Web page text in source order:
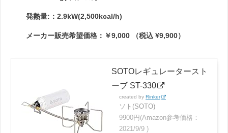
発熱量:：2.9kW(2,500kcal/h)
メーカー販売希望価格：￥9,000 （税込 ¥9,900）
SOTOレギュレータースト
ーブ ST-330
created by Rinker
ソト(SOTO)
9900円(Amazon参考価格：
2021/9/9 )